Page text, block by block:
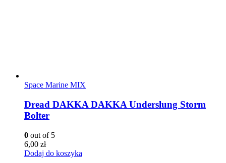
Space Marine MIX
Dread DAKKA DAKKA Underslung Storm
Bolter
0 out of 5
6,00 zł
Dodaj do koszyka